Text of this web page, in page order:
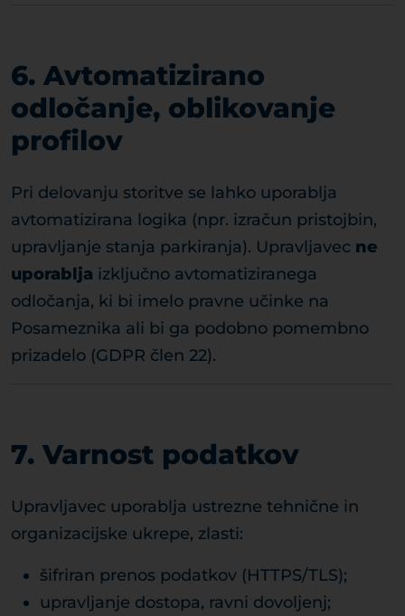
6. Avtomatizirano
odločanje, oblikovanje
profilov
Pri delovanju storitve se lahko uporablja
avtomatizirana logika (npr. izračun pristojbin,
upravljanje stanja parkiranja). Upravljavec ne
uporablja izključno avtomatiziranega
odločanja, ki bi imelo pravne učinke na
Posameznika ali bi ga podobno pomembno
prizadelo (GDPR člen 22).
7. Varnost podatkov
Upravljavec uporablja ustrezne tehnične in
organizacijske ukrepe, zlasti:
šifriran prenos podatkov (HTTPS/TLS);
upravljanje dostopa, ravni dovoljenj;